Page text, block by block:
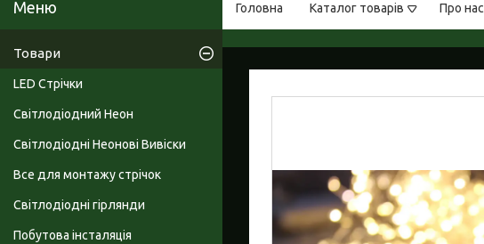
Головна Каталог товарів Про нас
Товари
LED Стрічки
Світлодіодний Неон
Світлодіодні Неонові Вивіски
Все для монтажу стрічок
Світлодіодні гірлянди
Побутова інсталяція